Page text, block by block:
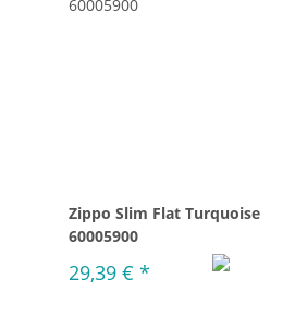
Zippo Slim Flat Turquoise
60005900
29,39 € *